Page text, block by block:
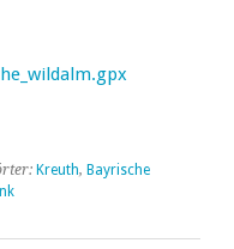
Kreuth, Bayrische